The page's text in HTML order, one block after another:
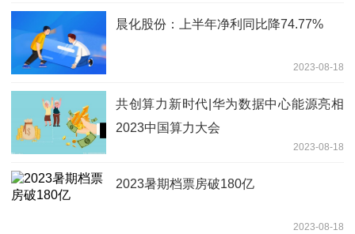
晨化股份：上半年净利同比降74.77%
2023-08-18
共创算力新时代|华为数据中心能源亮相
2023中国算力大会
2023-08-18
2023暑期档票房破180亿
2023-08-18